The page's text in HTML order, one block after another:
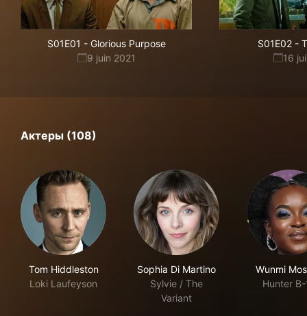
S01E01 - Glorious Purpose
9 juin 2021
S01E02 -
16
Актеры (108)
Tom Hiddleston
Loki Laufeyson
Sophia Di Martino
Sylvie / The
Variant
Wunmi
Hunter